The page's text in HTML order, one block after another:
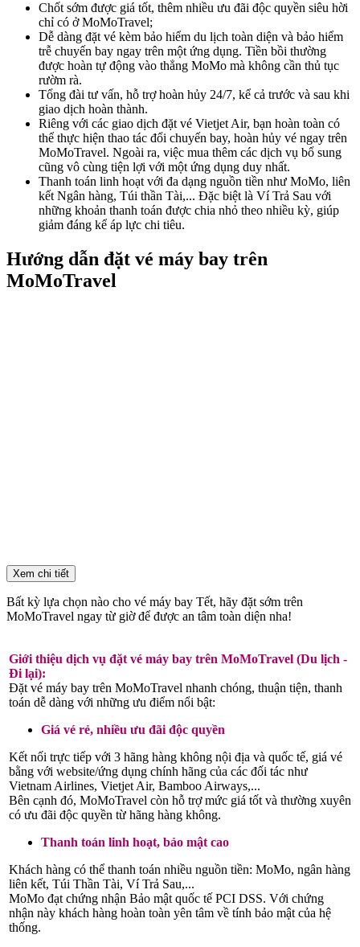
Chốt sớm được giá tốt, thêm nhiều ưu đãi độc quyền siêu hời
chỉ có ở MoMoTravel;
Dễ dàng đặt vé kèm bảo hiểm du lịch toàn diện và bảo hiểm
trễ chuyến bay ngay trên một ứng dụng. Tiền bồi thường
được hoàn tự động vào thẳng MoMo mà không cần thủ tục
rườm rà.
Tổng đài tư vấn, hỗ trợ hoàn hủy 24/7, kể cả trước và sau khi
giao dịch hoàn thành.
Riêng với các giao dịch đặt vé Vietjet Air, bạn hoàn toàn có
thể thực hiện thao tác đổi chuyến bay, hoàn hủy vé ngay trên
MoMoTravel. Ngoài ra, việc mua thêm các dịch vụ bổ sung
cũng vô cùng tiện lợi với một ứng dụng duy nhất.
Thanh toán linh hoạt với đa dạng nguồn tiền như MoMo, liên
kết Ngân hàng, Túi thần Tài,... Đặc biệt là Ví Trả Sau với
những khoản thanh toán được chia nhỏ theo nhiều kỳ, giúp
giảm đáng kể áp lực chi tiêu.
Hướng dẫn đặt vé máy bay trên
MoMoTravel
Xem chi tiết
Bất kỳ lựa chọn nào cho vé máy bay Tết, hãy đặt sớm trên
MoMoTravel ngay từ giờ để được an tâm toàn diện nha!
Giới thiệu dịch vụ đặt vé máy bay trên MoMoTravel (Du lịch -
Đi lại):
Đặt vé máy bay trên MoMoTravel nhanh chóng, thuận tiện, thanh
toán dễ dàng với những ưu điểm nổi bật:
Giá vé rẻ, nhiều ưu đãi độc quyền
Kết nối trực tiếp với 3 hãng hàng không nội địa và quốc tế, giá vé
bằng với website/ứng dụng chính hãng của các đối tác như
Vietnam Airlines, Vietjet Air, Bamboo Airways,...
Bên cạnh đó, MoMoTravel còn hỗ trợ mức giá tốt và thường xuyên
có ưu đãi độc quyền từ hãng hàng không.
Thanh toán linh hoạt, bảo mật cao
Khách hàng có thể thanh toán nhiều nguồn tiền: MoMo, ngân hàng
liên kết, Túi Thần Tài, Ví Trả Sau,...
MoMo đạt chứng nhận Bảo mật quốc tế PCI DSS. Với chứng
nhận này khách hàng hoàn toàn yên tâm về tính bảo mật của hệ
thống.